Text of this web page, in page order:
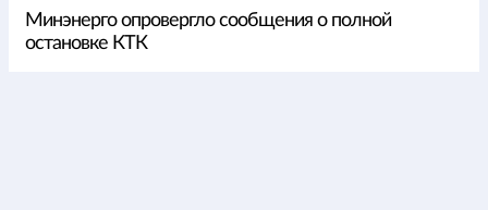
Минэнерго опровергло сообщения о полной
остановке КТК